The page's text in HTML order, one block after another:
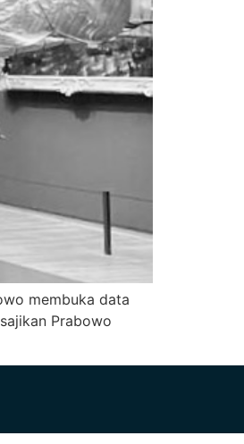
membuka data
Prabowo